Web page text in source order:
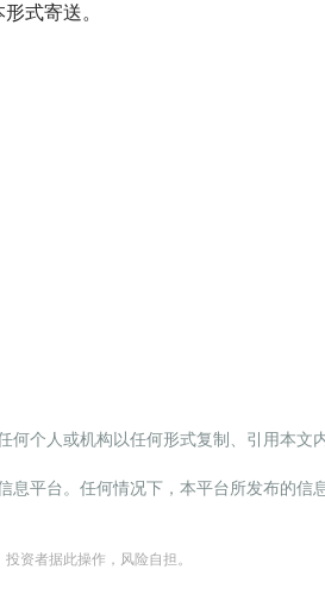
式寄送。
个人或机构以任何形式复制、引用本文
平台。任何情况下，本平台所发布的信
资者据此操作，风险自担。